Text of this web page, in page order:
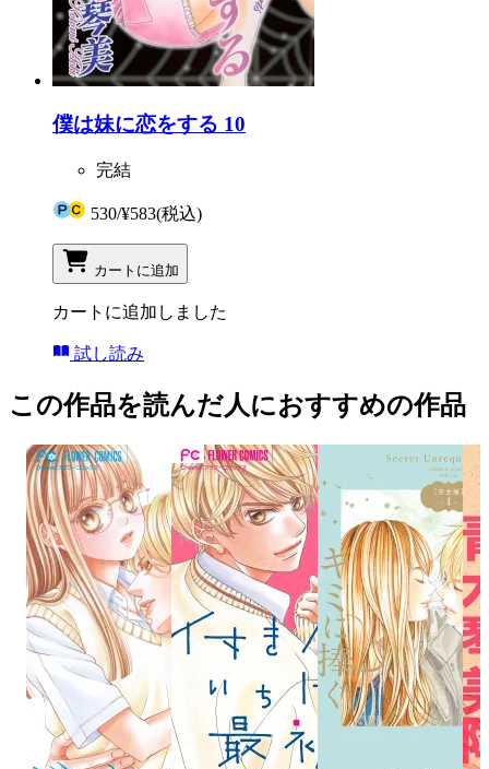
僕は妹に恋をする 10
完結
530/¥583(税込)
カートに追加
カートに追加しました
試し読み
この作品を読んだ人におすすめの作品